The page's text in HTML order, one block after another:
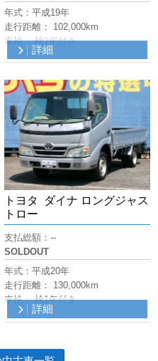
年式：平成19年
走行距離： 102,000km
車検： 検1年付き
詳細
トヨタ ダイナ ロングジャス
トロー
支払総額：--
SOLDOUT
年式：平成20年
走行距離： 130,000km
車検： 検1年付き
詳細